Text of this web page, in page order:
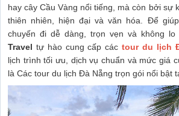
hay cây Cầu Vàng nổi tiếng, mà còn bởi sự
thiên nhiên, hiện đại và văn hóa. Để
chuyến đi dễ dàng, trọn vẹn và không lo
Travel tự hào cung cấp cáctour du lịch
lịch trình tối ưu, dịch vụ chuẩn và mức giá
là Các tour du lịch Đà Nẵng trọn gói nổi bật